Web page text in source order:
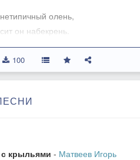
олень,
он набекрень.
олень, очень странный олень -
мозги набекрень!
встает каждый день
100
крыльями - Матвеев Игорь